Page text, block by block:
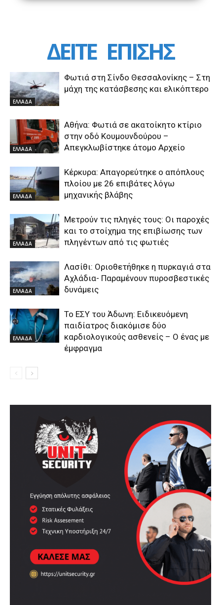
ΔΕΙΤΕ ΕΠΙΣΗΣ
ΕΛΛΑΔΑ
Φωτιά στη Σίνδο Θεσσαλονίκης – Στη
μάχη της κατάσβεσης και ελικόπτερο
ΕΛΛΑΔΑ
Αθήνα: Φωτιά σε ακατοίκητο κτίριο
στην οδό Κουμουνδούρου –
Απεγκλωβίστηκε άτομο Αρχείο
ΕΛΛΑΔΑ
Κέρκυρα: Απαγορεύτηκε ο απόπλους
πλοίου με 26 επιβάτες λόγω
μηχανικής βλάβης
ΕΛΛΑΔΑ
Μετρούν τις πληγές τους: Οι παροχές
και το στοίχημα της επιβίωσης των
πληγέντων από τις φωτιές
ΕΛΛΑΔΑ
Λασίθι: Οριοθετήθηκε η πυρκαγιά στα
Αχλάδια- Παραμένουν πυροσβεστικές
δυνάμεις
ΕΛΛΑΔΑ
Το ΕΣΥ του Άδωνη: Ειδικευόμενη
παιδίατρος διακόμισε δύο
καρδιολογικούς ασθενείς – Ο ένας με
έμφραγμα